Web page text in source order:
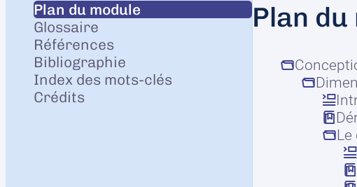
Plan
Plan du module
Glossaire
Références
Bibliographie
Index des mots-clés
Crédits